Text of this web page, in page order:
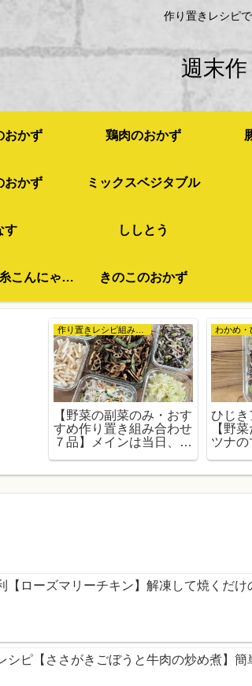
作り置きレシピ
週末
おかず 鶏肉のおかず
おかず ミックスベジタブル
す ししとう
しらたき（糸こんにゃく） きのこのおかず
作り置きレシピ組み合わせ例
【野菜の副菜のみ・おす
すめ作り置き組み合わせ
７品】メインは当日、さ
ひじ
【野
ツナの
【ローズマリーチキン】解凍して焼くだ
ピ【ささがきごぼうと牛肉の炒め煮】簡